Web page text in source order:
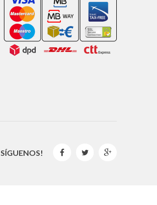
SÍGUENOS!   